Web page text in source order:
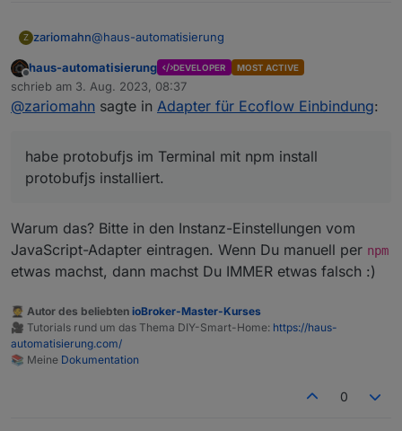
Z zariomahn@haus-automatisierung
habe protobufjs im Terminal mit npm install
protobufjs installiert.
Muss noch etwas anderes gemacht werden ?
Sorry, bin noch nicht lange mit ioBroker u.s.w.
großen Bogen um Programmierung, Skripten u.s.w.
gemacht ;-)
Mz
Offline
haus-automatisierung DEVELOPER MOST ACTIVE
schrieb am 3. Aug. 2023, 08:37
zuletzt editiert von
@zariomahn sagte in Adapter für Ecoflow Einbindung:
habe protobufjs im Terminal mit npm install
protobufjs installiert.
Warum das? Bitte in den Instanz-Einstellungen vom
JavaScript-Adapter eintragen. Wenn Du manuell per npm
etwas machst, dann machst Du IMMER etwas falsch :)
🧑‍🎓 Autor des beliebten ioBroker-Master-Kurses
🎥 Tutorials rund um das Thema DIY-Smart-Home: https://haus-
automatisierung.com/
📚 Meine Dokumentation
0